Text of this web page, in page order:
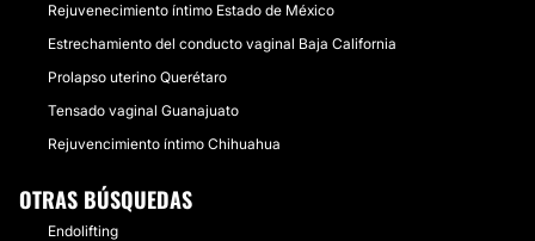
Rejuvenecimiento íntimo Estado de México
Estrechamiento del conducto vaginal Baja California
Prolapso uterino Querétaro
Tensado vaginal Guanajuato
Rejuvencimiento íntimo Chihuahua
OTRAS BÚSQUEDAS
Endolifting